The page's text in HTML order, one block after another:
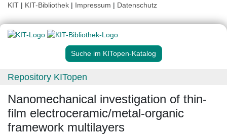
KIT | KIT-Bibliothek | Impressum | Datenschutz
Suche im KITopen-Katalog
Repository KITopen
Nanomechanical investigation of thin-
film electroceramic/metal-organic
framework multilayers